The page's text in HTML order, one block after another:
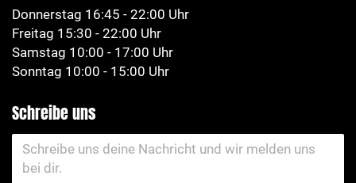
Donnerstag 16:45 - 22:00 Uhr
Freitag 15:30 - 22:00 Uhr
Samstag 10:00 - 17:00 Uhr
Sonntag 10:00 - 15:00 Uhr
Schreibe uns